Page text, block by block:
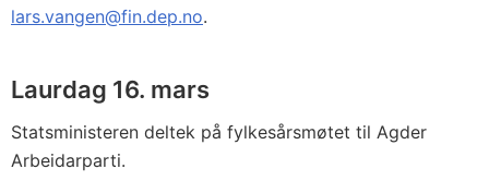
lars.vangen@fin.dep.no.
Laurdag 16. mars
Statsministeren deltek på fylkesårsmøtet til Agder
Arbeidarparti.